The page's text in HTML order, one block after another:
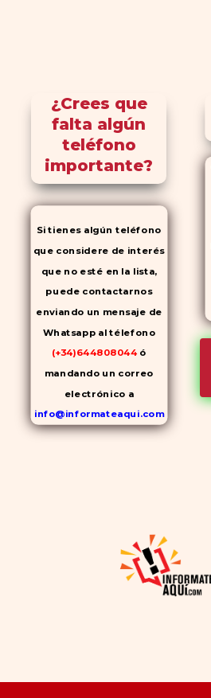
¿Crees que
falta algún
teléfono
importante?
Si tienes algún teléfono
que considere de interés
que no esté en la lista,
puede contactarnos
enviando un mensaje de
Whatsapp al télefono
(+34)644808044 ó
mandando un correo
electrónico a
info@informateaqui.com
Mientras que antes la
permitido la producción de
alternativas genéricas tanto